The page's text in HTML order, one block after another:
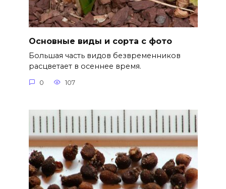
Основные виды и сорта с фото
Большая часть видов безвременников
расцветает в осеннее время.
0 107